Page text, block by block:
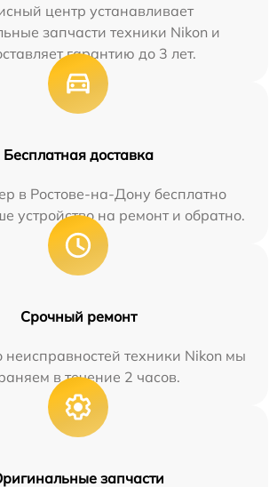
центр устанавливает
запчасти техники Nikon и
гарантию до 3 лет.
Бесплатная доставка
в Ростове-на-Дону бесплатно
устройство на ремонт и обратно.
Срочный ремонт
неисправностей техники Nikon мы
в течение 2 часов.
запчасти